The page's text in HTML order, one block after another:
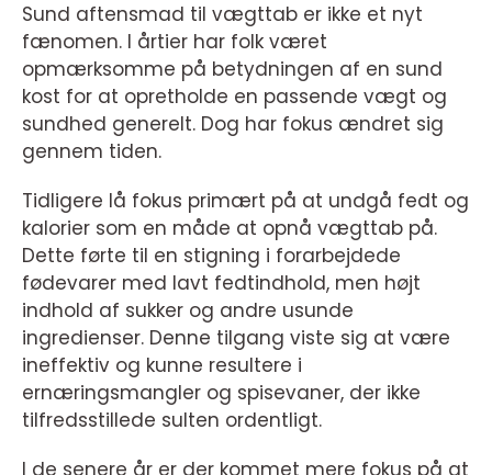
Sund aftensmad til vægttab er ikke et nyt
fænomen. I årtier har folk været
opmærksomme på betydningen af en sund
kost for at opretholde en passende vægt og
sundhed generelt. Dog har fokus ændret sig
gennem tiden.
Tidligere lå fokus primært på at undgå fedt og
kalorier som en måde at opnå vægttab på.
Dette førte til en stigning i forarbejdede
fødevarer med lavt fedtindhold, men højt
indhold af sukker og andre usunde
ingredienser. Denne tilgang viste sig at være
ineffektiv og kunne resultere i
ernæringsmangler og spisevaner, der ikke
tilfredsstillede sulten ordentligt.
I de senere år er der kommet mere fokus på at